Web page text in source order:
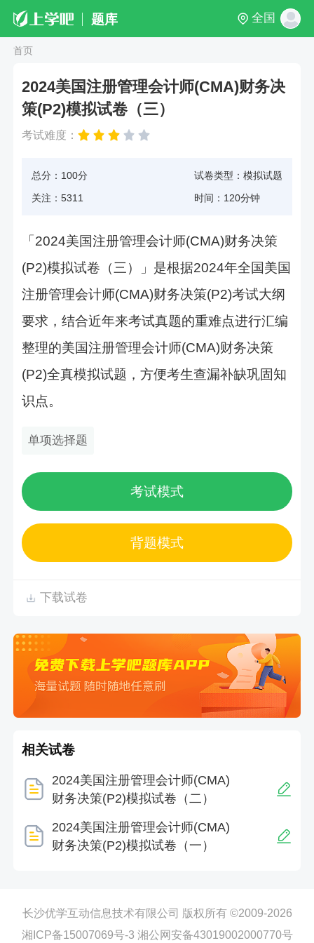
题库 全国
首页
2024美国注册管理会计师(CMA)财务决
策(P2)模拟试卷（三）
考试难度：
总分：100分
关注：5311
试卷类型：模拟试题
时间：120分钟
「2024美国注册管理会计师(CMA)财务决策
(P2)模拟试卷（三）」是根据2024年全国美国
注册管理会计师(CMA)财务决策(P2)考试大纲
要求，结合近年来考试真题的重难点进行汇编
整理的美国注册管理会计师(CMA)财务决策
(P2)全真模拟试题，方便考生查漏补缺巩固知
识点。
单项选择题
考试模式
背题模式
下载试卷
相关试卷
2024美国注册管理会计师(CMA)
财务决策(P2)模拟试卷（二）
2024美国注册管理会计师(CMA)
财务决策(P2)模拟试卷（一）
长沙优学互动信息技术有限公司 版权所有 ©2009-2026
湘ICP备15007069号-3 湘公网安备43019002000770号